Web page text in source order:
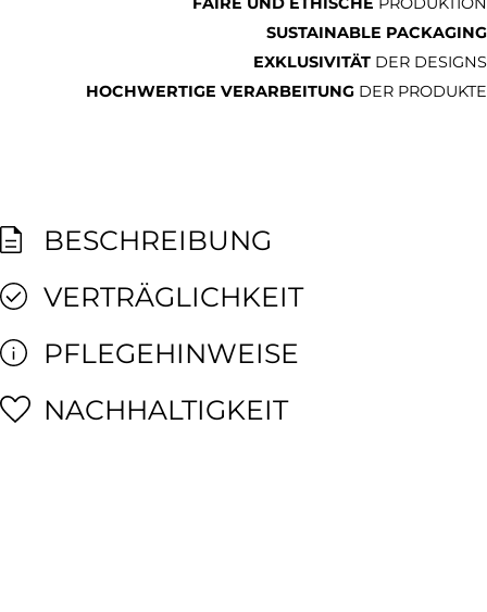
SUSTAINABLE PACKAGING
EXKLUSIVITÄT DER DESIGNS
HOCHWERTIGE VERARBEITUNG DER PRODUKTE
BESCHREIBUNG
VERTRÄGLICHKEIT
PFLEGEHINWEISE
NACHHALTIGKEIT